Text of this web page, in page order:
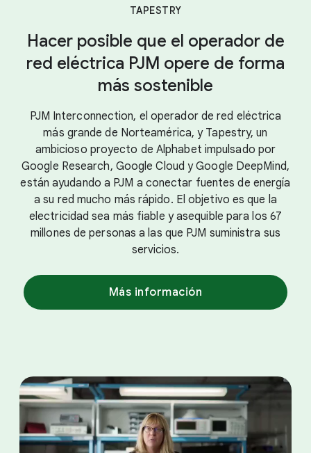
TAPESTRY
Hacer posible que el operador de
red eléctrica PJM opere de forma
más sostenible
PJM Interconnection, el operador de red eléctrica
más grande de Norteamérica, y Tapestry, un
ambicioso proyecto de Alphabet impulsado por
Google Research, Google Cloud y Google DeepMind,
están ayudando a PJM a conectar fuentes de energía
a su red mucho más rápido. El objetivo es que la
electricidad sea más fiable y asequible para los 67
millones de personas a las que PJM suministra sus
servicios.
Más información